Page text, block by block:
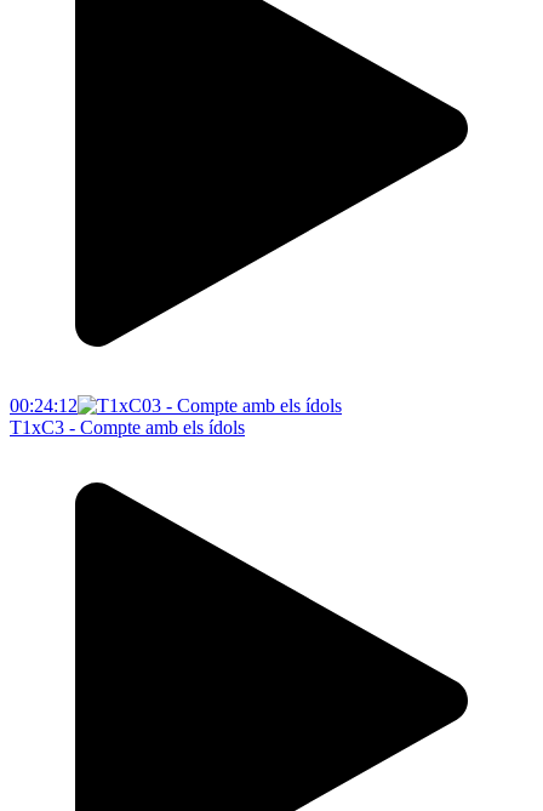
00:24:12
T1xC3 - Compte amb els ídols